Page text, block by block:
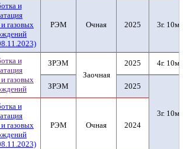
и
газовых
РЭМ Очная 2025 3г. 10м.
и
газовых
ЗРЭМ
Заочная
2025 4г. 10м.
ЗРЭМ 2025
3г. 10м.
и
газовых
РЭМ Очная 2024